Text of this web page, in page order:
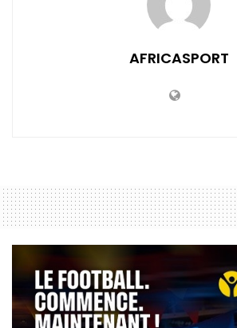
AFRICASPORT